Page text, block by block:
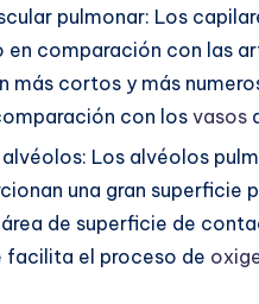
pulmonar: Los
en comparación con las
más cortos y más
con los vasos
Los alvéolos
una gran superficie
de superficie de
facilita el proceso de